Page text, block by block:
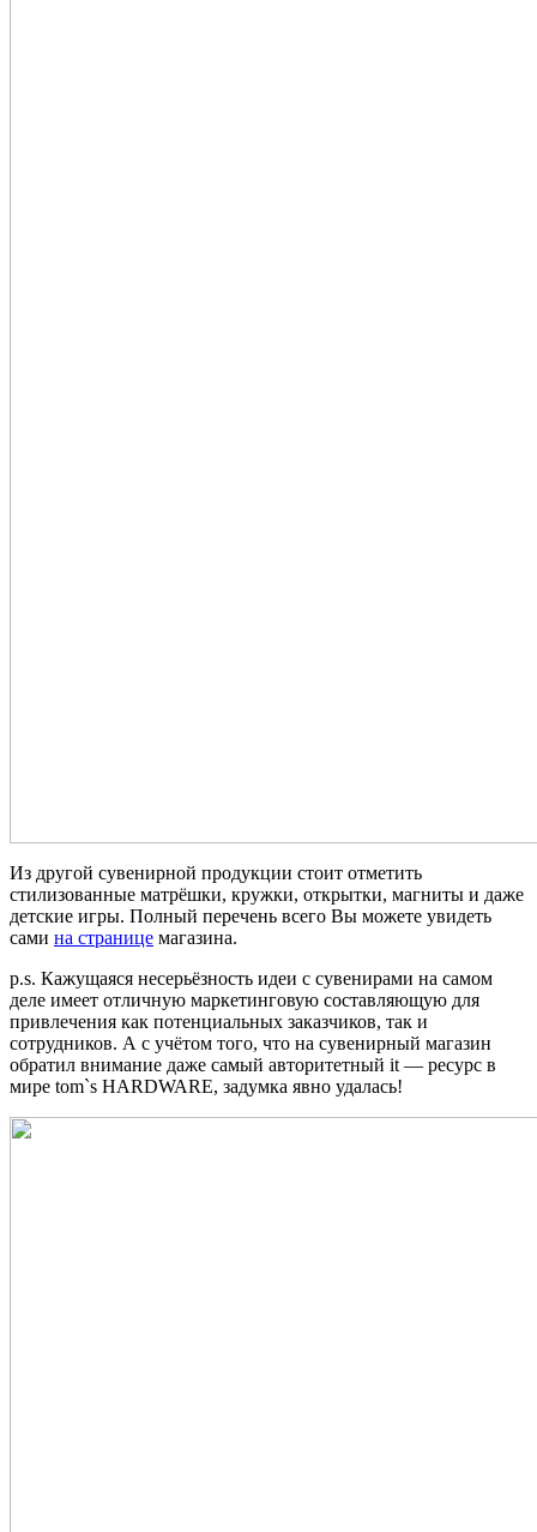
Из другой сувенирной продукции стоит отметить
стилизованные матрёшки, кружки, открытки, магниты и даже
детские игры. Полный перечень всего Вы можете увидеть
сами на странице магазина.
p.s. Кажущаяся несерьёзность идеи с сувенирами на самом
деле имеет отличную маркетинговую составляющую для
привлечения как потенциальных заказчиков, так и
сотрудников. А с учётом того, что на сувенирный магазин
обратил внимание даже самый авторитетный it — ресурс в
мире tom`s HARDWARE, задумка явно удалась!